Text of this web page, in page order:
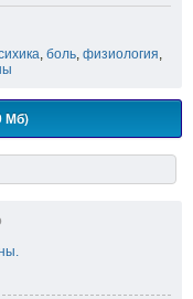
, боль, физиология,
Мб)